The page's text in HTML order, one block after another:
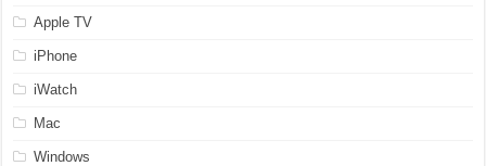
Apple TV
iPhone
iWatch
Mac
Windows